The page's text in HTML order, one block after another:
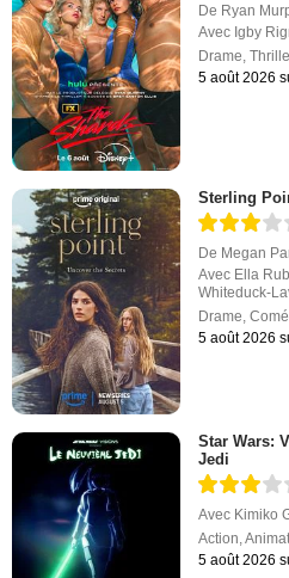
De Ryan
Avec Igby
Drame,
5 août 2026
Sterling
De Megan
Avec Ella
Whiteduck-
Drame,
5 août 2026
Star Wars:
Jedi
Avec Kimiko
Action ,
5 août 2026